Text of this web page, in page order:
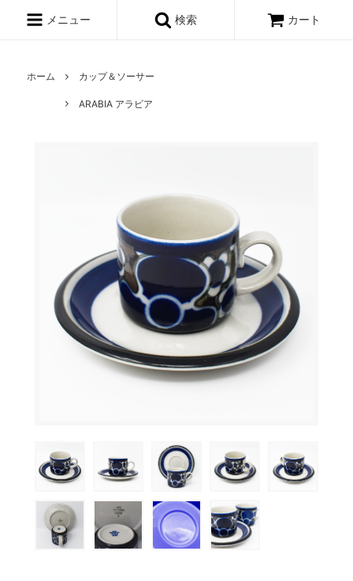
メニュー 検索 カート
ホーム カップ＆ソーサー
ARABIA アラビア